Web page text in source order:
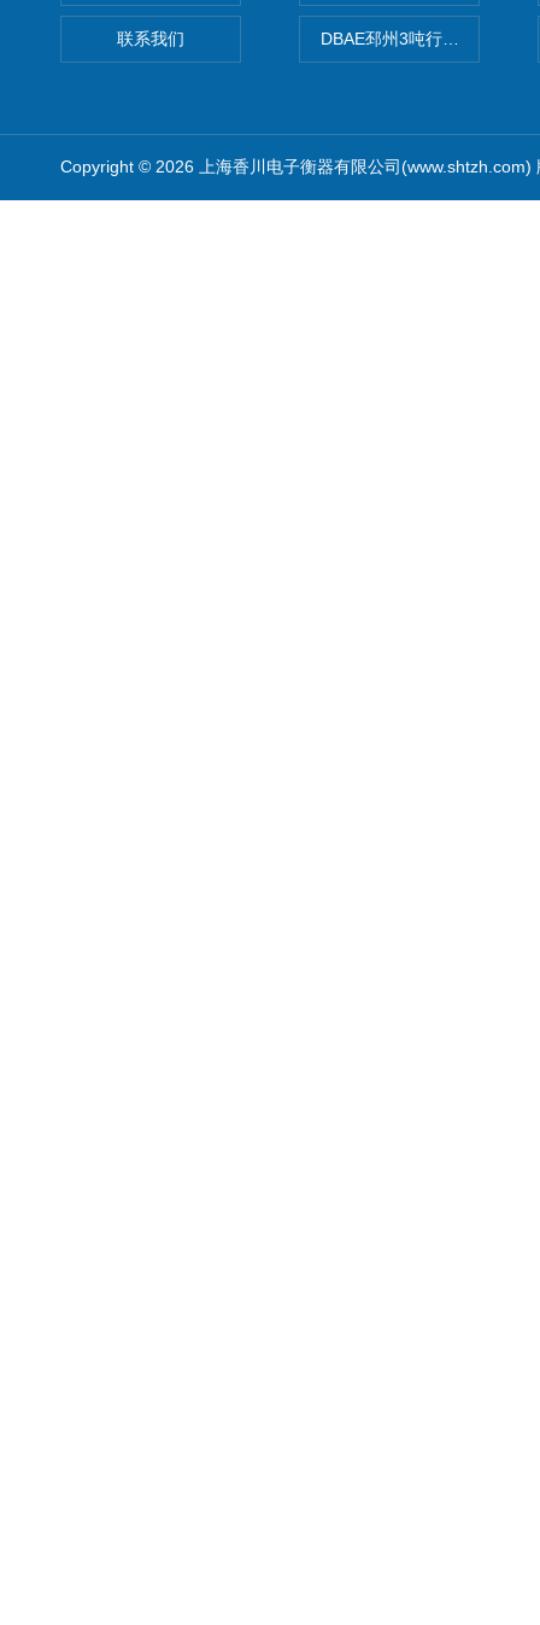
联系我们 DBAE邳州3吨行车电子吊秤
Copyright © 2026 上海香川电子衡器有限公司(www.shtzh.com)